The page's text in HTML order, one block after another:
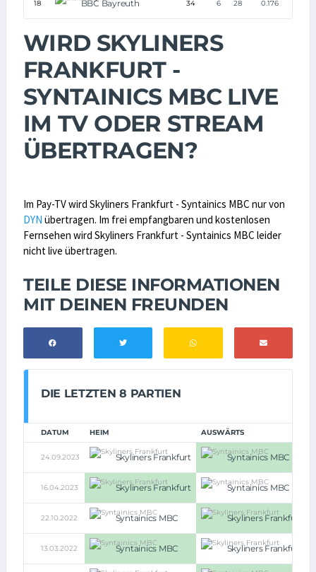
18 BBC Bayreuth 34 6 28 0.176
WIRD SKYLINERS
FRANKFURT -
SYNTAINICS MBC LIVE
IM TV ODER STREAM
ÜBERTRAGEN?
Im Pay-TV wird Skyliners Frankfurt - Syntainics MBC nur von
DYN übertragen. Im frei empfangbaren und kostenlosen
Fernsehen wird Skyliners Frankfurt - Syntainics MBC leider
nicht live übertragen.
TEILE DIESE INFORMATIONEN
MIT DEINEN FREUNDEN
DIE LETZTEN 8 PARTIEN
DATUM HEIM AUSWÄRTS
24.09.2023 Skyliners Frankfurt Syntainics MBC
16.04.2023 Skyliners Frankfurt Syntainics MBC
22.10.2022 Syntainics MBC Skyliners Frankfurt
13.03.2022 Syntainics MBC Skyliners Frankfurt